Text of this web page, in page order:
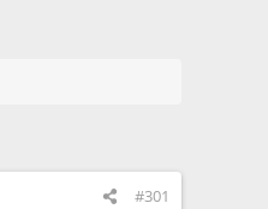
#301